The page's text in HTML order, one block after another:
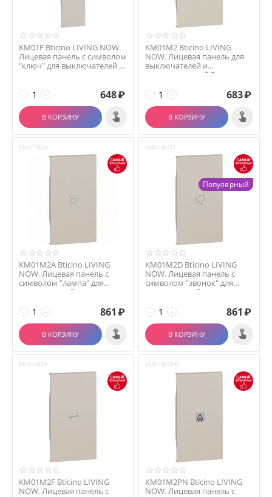
KM01F Bticino LIVING NOW.
Лицевая панель с символом
"ключ" для выключателей и
+
− 648₽
В КОРЗИНУ
KM01M2 Bticino LIVING
NOW. Лицевая панель для
выключателей и
переключателей 2
+
− 683₽
В КОРЗИНУ
KM01M2A
KM01M2A Bticino LIVING
NOW. Лицевая панель с
символом "лампа" для
выключателей и перекл...
+
− 861₽
В КОРЗИНУ
KM01M2D
Популярный
KM01M2D Bticino LIVING
NOW. Лицевая панель с
символом "звонок" для
выключателей и перек...
+
− 861₽
В КОРЗИНУ
KM01M2F
KM01M2F Bticino LIVING
NOW. Лицевая панель с
KM01M2PN
KM01M2PN Bticino LIVING
NOW. Лицевая панель с